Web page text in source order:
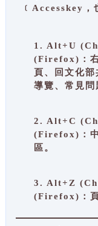
﹝Accesskey，
1. Alt+U
(Firefox)：右
頁、回文化
導覽、常見問
2. Alt+C
(Firefox)：中
區。
3. Alt+Z
(Firefox)：頁